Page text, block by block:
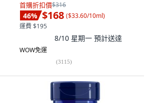
首購折扣價$316
46% $168 ($33.60/10ml)
運費 $195
8/10 星期一 預計送達
WOW免運
(3115)